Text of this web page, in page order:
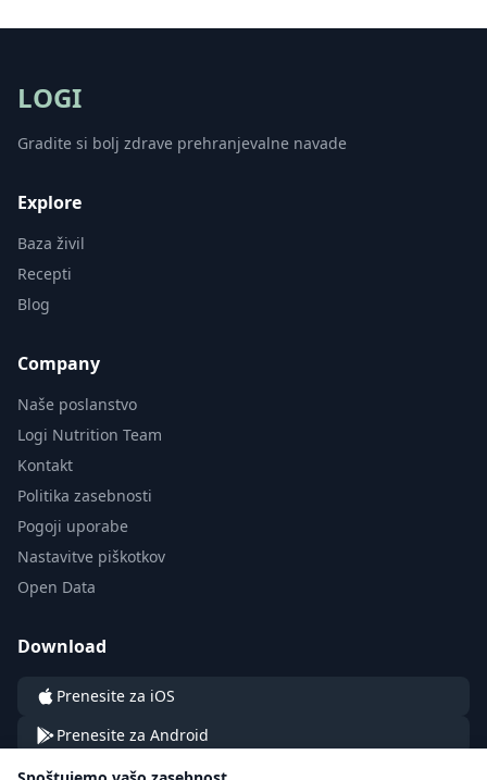
LOGI
Gradite si bolj zdrave prehranjevalne navade
Explore
Baza živil
Recepti
Blog
Company
Naše poslanstvo
Logi Nutrition Team
Kontakt
Politika zasebnosti
Pogoji uporabe
Nastavitve piškotkov
Open Data
Download
Prenesite za iOS
Prenesite za Android